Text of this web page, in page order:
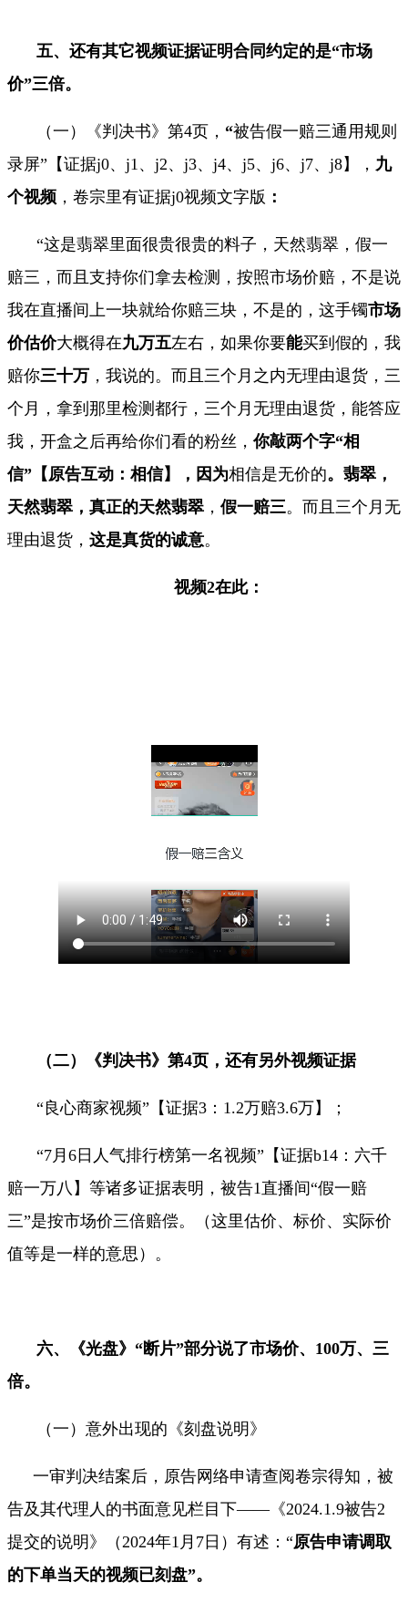
五、还有其它视频证据证明合同约定的是“市场
价”三倍。
（一）《判决书》第4页， “被告假一赔三通用规则
录屏” 【证据j0、 j1 、 j2、 j3、 j4、 j5、 j6、 j7、 j8】， 九
个视频 ，卷宗里有证据j0视频文字版 ：
“这是翡翠里面很贵很贵的料子，天然翡翠，假一
赔三，而且支持你们拿去检测， 按照市场价赔 ，不是说
我在直播间上一块就给你赔三块，不是的，这手镯市场
价估价大概得在九万五左右，如果你要能买到假的，我
赔你三十万 ，我说的。而且三个月之内无理由退货，三
个月，拿到那里检测都行，三个月无理由退货，能答应
我，开盒之后再给你们看的粉丝，你敲两个字“相
信”【原告互动：相信】，因为相信是无价的。 翡翠，
天然翡翠，真正的天然翡翠 ， 假一赔三。而且三个月无
理由退货， 这是真货的诚意。
视频2在此：
（二）《判决书》第4页，还有另外视频证据
“良心商家视频”【证据3 ： 1.2万赔3.6万】；
“7 月 6日人气排行榜第一名视频” 【证据b14 ：六千
赔一万八】等诸多证据表明，被告1 直播间“假一赔
三”是按市场价三倍赔偿。（这里估价、标价、实际价
值等是一样的意思）。
六、《光盘》“断片”部分说了市场价、 100万、三
倍。
（一）意外出现的《刻盘说明》
一审判决结案后，原告网络申请查阅卷宗得知，被
告及其代理人的书面意见栏目下——《2024.1.9被告2
提交的说明》（ 2024年1 月 7日）有述： “原告申请调取
的下单当天的视频已刻盘”。